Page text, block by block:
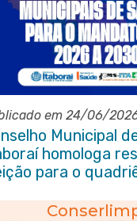
em 24/06/
Municipal
homologa
para o